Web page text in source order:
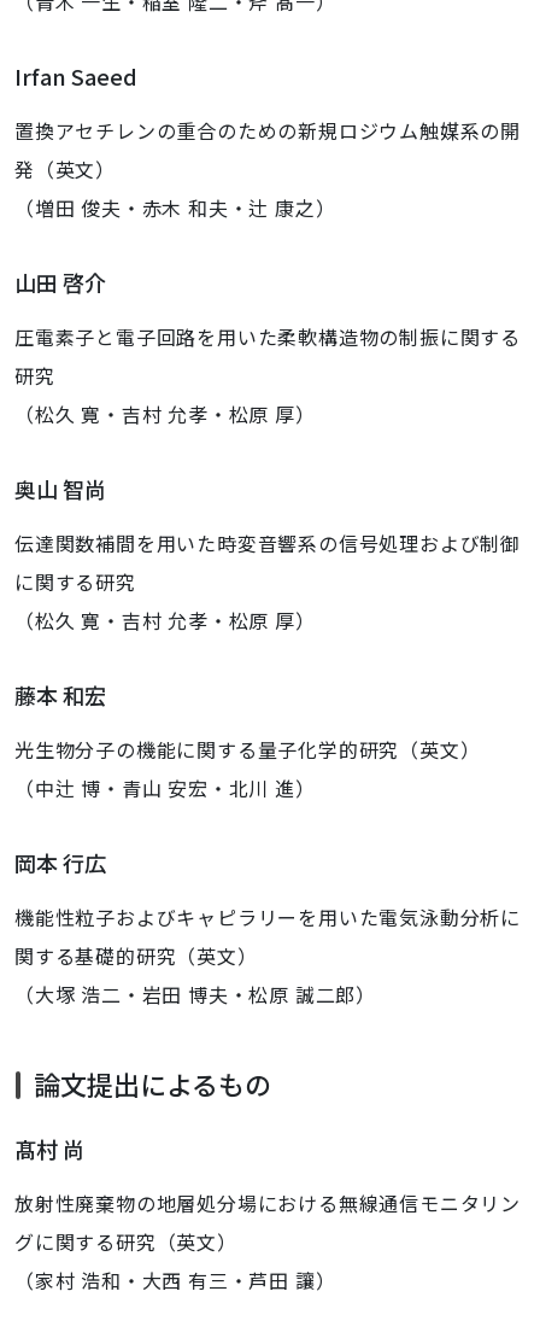
Irfan Saeed
置換アセチレンの重合のための新規ロジウム触媒系の開
発（英文）
（増田 俊夫・赤木 和夫・辻 康之）
山田 啓介
圧電素子と電子回路を用いた柔軟構造物の制振に関する
研究
（松久 寛・吉村 允孝・松原 厚）
奥山 智尚
伝達関数補間を用いた時変音響系の信号処理および制御
に関する研究
（松久 寛・吉村 允孝・松原 厚）
藤本 和宏
光生物分子の機能に関する量子化学的研究（英文）
（中辻 博・青山 安宏・北川 進）
岡本 行広
機能性粒子およびキャピラリーを用いた電気泳動分析に
関する基礎的研究（英文）
（大塚 浩二・岩田 博夫・松原 誠二郎）
論文提出によるもの
髙村 尚
放射性廃棄物の地層処分場における無線通信モニタリン
グに関する研究（英文）
（家村 浩和・大西 有三・芦田 讓）